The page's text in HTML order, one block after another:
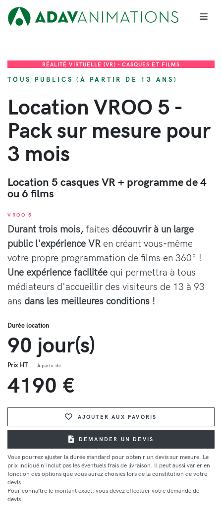
RÉALITÉ VIRTUELLE (VR) - CASQUES ET FILMS
TOUS PUBLICS (À PARTIR DE 13 ANS)
Location VROO 5 -
Pack sur mesure pour
3 mois
Location 5 casques VR + programme de 4
ou 6 films
VROO 5
Durant trois mois,faites découvrir à un large
public l'expérience VR en créant vous-même
votre propre programmation de films en 360° !
Une expérience facilitée qui permettra à tous
médiateurs d'accueillir des visiteurs de 13 à 93
ans dans les meilleures conditions !
Durée location
90 jour(s)
Prix HT À partir de
4190 €
AJOUTER AUX FAVORIS
DEMANDER UN DEVIS
Vous pourrez ajuster la durée standard pour obtenir un devis sur mesure. Le
prix indiqué n'inclut pas les éventuels frais de livraison. Il peut aussi varier en
fonction des options que vous aurez choisies lors de la constitution de votre
devis.
Pour connaître le montant exact, vous devez effectuer votre demande de
devis.